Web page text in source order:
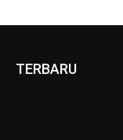
TERBARU